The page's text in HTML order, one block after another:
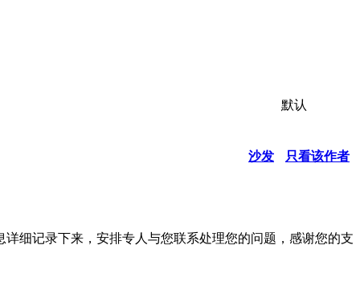
默认
沙发 只看该作者
细记录下来，安排专人与您联系处理您的问题，感谢您的支